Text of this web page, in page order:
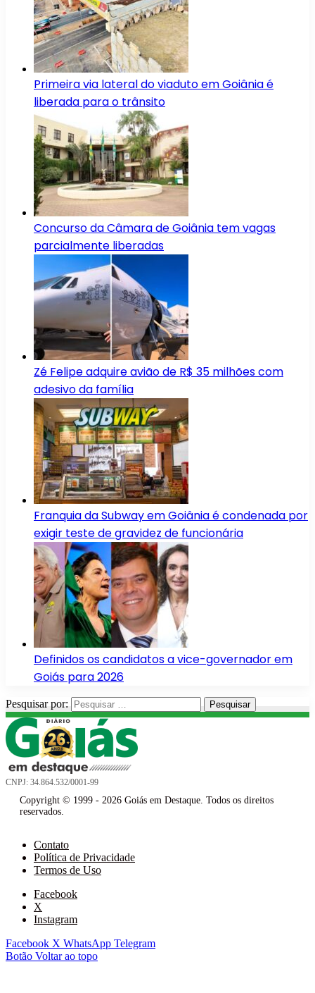
Primeira via lateral do viaduto em Goiânia é
liberada para o trânsito
Concurso da Câmara de Goiânia tem vagas
parcialmente liberadas
Zé Felipe adquire avião de R$ 35 milhões com
adesivo da família
Franquia da Subway em Goiânia é condenada por
exigir teste de gravidez de funcionária
Definidos os candidatos a vice-governador em
Goiás para 2026
Pesquisar por:
CNPJ: 34.864.532/0001-99
Copyright © 1999 - 2026 Goiás em Destaque. Todos os direitos
reservados.
Contato
Política de Privacidade
Termos de Uso
Facebook
X
Instagram
Facebook X WhatsApp Telegram
Botão Voltar ao topo